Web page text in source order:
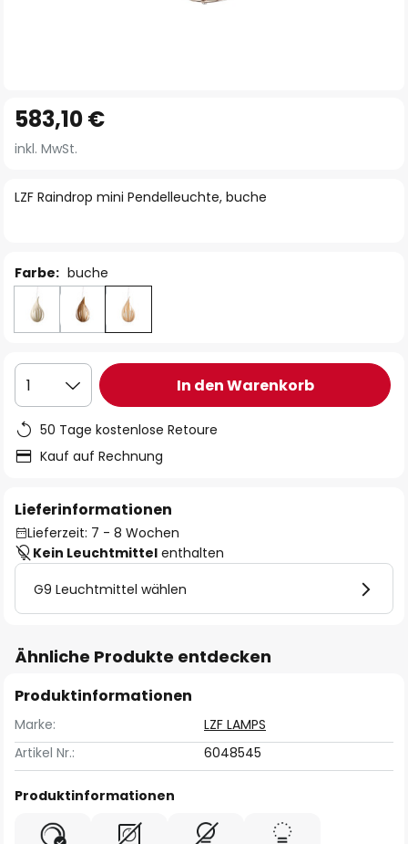
Anfang
der
springen
LZF Raindrop mini Pendelleuchte, buche
583,10 €
inkl. MwSt.
Farbe: buche
1 In den Warenkorb
50 Tage kostenlose Retoure
Kauf auf Rechnung
Lieferinformationen
Lieferzeit: 7 - 8 Wochen
Kein Leuchtmittel enthalten
G9 Leuchtmittel wählen
Ähnliche Produkte entdecken
Produktinformationen
Marke:
LZF LAMPS
Artikel Nr.:
6048545
Produktinformationen